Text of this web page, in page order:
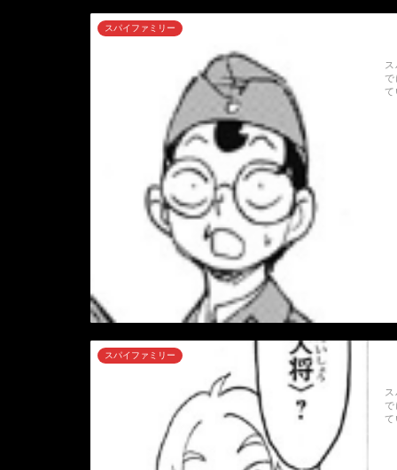
スパイファミリー
て
スパイファミリー
て